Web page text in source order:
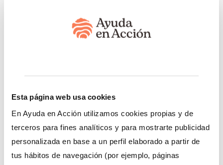
Esta página web usa cookies
En Ayuda en Acción utilizamos cookies propias y de
terceros para fines analíticos y para mostrarte publicidad
personalizada en base a un perfil elaborado a partir de
tus hábitos de navegación (por ejemplo, páginas
Nueva alianza con Lacoste para impulsar el
talento joven en el sector retail
El pasado 6 de junio se celebró la jornada de clausura
de la primera edición del programa Lacoste Retail